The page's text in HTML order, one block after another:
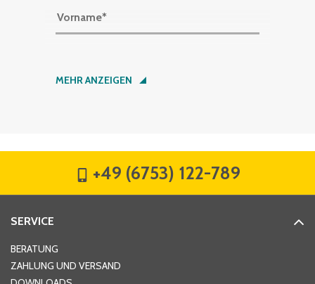
Vorname*
Nachname*
Hausnummer
MEHR ANZEIGEN
+49 (6753) 122-789
SERVICE
BERATUNG
ZAHLUNG UND VERSAND